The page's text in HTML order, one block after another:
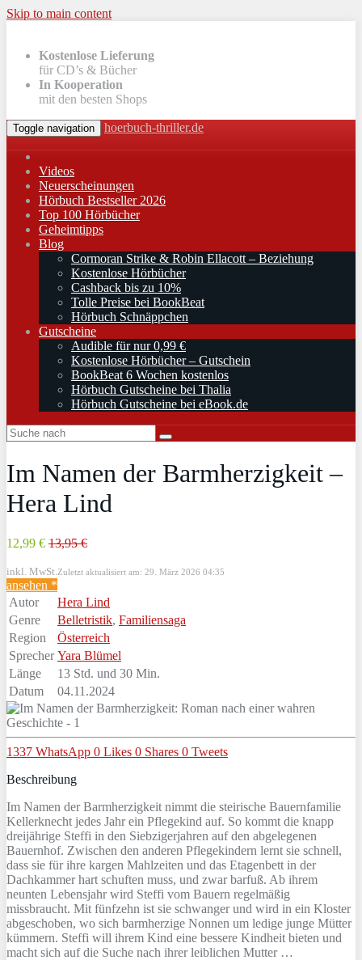
Skip to main content
Kostenlose Lieferung
für CD’s & Bücher
In Kooperation
mit den besten Shops
Toggle navigation hoerbuch-thriller.de
Videos
Neuerscheinungen
Hörbuch Bestseller 2026
Top 100 Hörbücher
Geheimtipps
Blog
Cormoran Strike & Robin Ellacott – Beziehung
Kostenlose Hörbücher
Cashback bis zu 10%
Tolle Preise bei BookBeat
Hörbuch Schnäppchen
Gutscheine
Audible für nur 0,99 €
Kostenlose Hörbücher – Gutschein
BookBeat 6 Wochen kostenlos
Hörbuch Gutscheine bei Thalia
Hörbuch Gutscheine bei eBook.de
Im Namen der Barmherzigkeit –
Hera Lind
12,99 € 13,95 €
inkl. MwSt. Zuletzt aktualisiert am: 29. März 2026 04:35
ansehen *
Autor
Hera Lind
Genre
Belletristik, Familiensaga
Region
Österreich
Sprecher Yara Blümel
Länge
13 Std. und 30 Min.
Datum
04.11.2024
1337 WhatsApp 0 Likes 0 Shares 0 Tweets
Beschreibung
Im Namen der Barmherzigkeit nimmt die steirische Bauernfamilie
Kellerknecht jedes Jahr ein Pflegekind auf. So kommt die knapp
dreijährige Steffi in den Siebzigerjahren auf den abgelegenen
Bauernhof. Zwischen den anderen Pflegekindern lernt sie schnell,
dass sie für ihre kargen Mahlzeiten und das Etagenbett in der
Dachkammer hart schuften muss, und zwar barfuß. Ab ihrem
neunten Lebensjahr wird Steffi vom Bauern regelmäßig
missbraucht. Mit fünfzehn ist sie schwanger und wird in ein Kloster
abgeschoben, wo sich barmherzige Nonnen um ledige junge Mütter
kümmern. Steffi will ihrem Kind eine bessere Kindheit bieten und
macht sich auf die Suche nach ihrer leiblichen Mutter …